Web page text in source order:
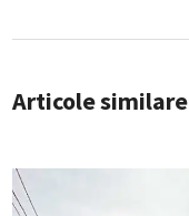
Articole similare